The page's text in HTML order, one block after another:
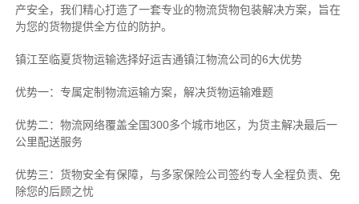
产安全，我们精心打造了一套专业的物流货物包装解决方案，旨在
为您的货物提供全方位的防护。
镇江至临夏货物运输选择好运吉通镇江物流公司的6大优势
优势一：专属定制物流运输方案，解决货物运输难题
优势二：物流网络覆盖全国300多个城市地区，为货主解决最后一
公里配送服务
优势三：货物安全有保障，与多家保险公司签约专人全程负责、免
除您的后顾之忧